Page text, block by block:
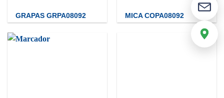
GRAPAS GRPA08092 MICA COPA08092